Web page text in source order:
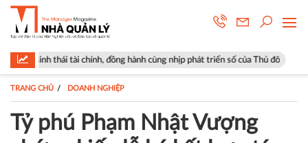
tài chính, đồng hành cùng nhịp phát triển số của Thủ đô Góp ý sửa
TRANG CHỦ DOANH NGHIỆP
Tỷ phú Phạm Nhật Vượng